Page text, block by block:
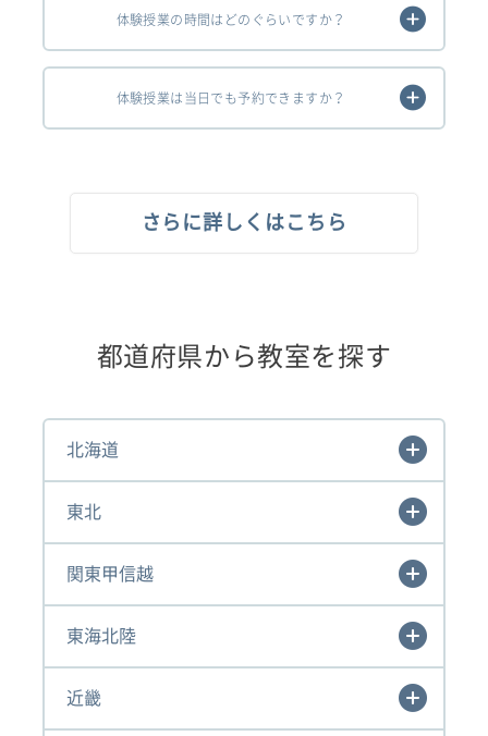
体験授業の時間はどのぐらいですか？
体験授業は当日でも予約できますか？
さらに詳しくはこちら
都道府県から教室を探す
北海道
東北
関東甲信越
東海北陸
近畿